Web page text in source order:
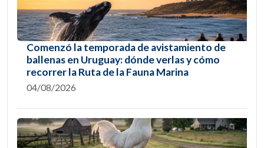
Comenzó la temporada de avistamiento de
ballenas en Uruguay: dónde verlas y cómo
recorrer la Ruta de la Fauna Marina
04/08/2026